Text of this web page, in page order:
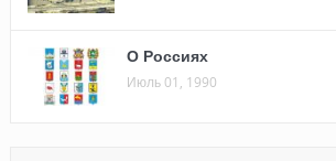
О Россиях
Июль 01, 1990